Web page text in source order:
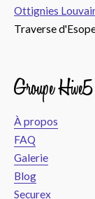
Ottignies
Traverse
Groupe Hive5
À propos
FAQ
Galerie
Blog
Securex